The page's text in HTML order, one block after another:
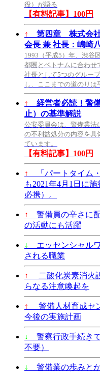
役）が語る
【有料記事】100円
↑
第四章 株式会
会長 兼 社長：嶋崎
1993（平成5）年、渋谷
都圏とベトナムに合わせ
社長として5つのグルー
し、ここまでの道のりは
↑
経営者必読！警
止）の基準解説
公安委員会は、警備業法
の不利益処分の内容を具
ています。
【有料記事】100円
↑
「パートタイム
も2021年4月1日に
必携）。
↑
警備員の辛さに
の活動にも活躍
↓
エッセンシャル
される職業
↑
二酸化炭素消火
らなる注意喚起を
↑
警備人材育成セ
今後の実施計画
↓
警察行政手続き
不要）
↓ 警備業の歩みと